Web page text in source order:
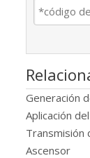
Generación
Aplicación
Transmisión
Ascensor